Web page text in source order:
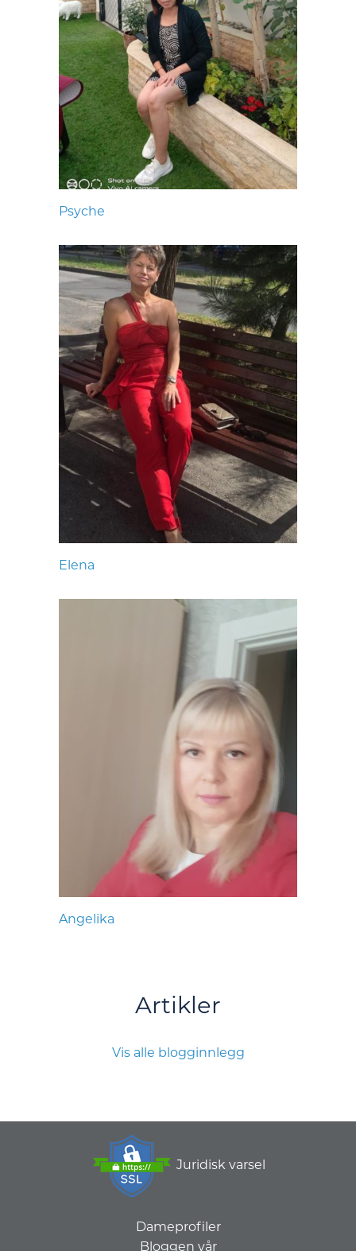
Psyche
Elena
Angelika
Artikler
Vis alle blogginnlegg
Juridisk varsel
Dameprofiler
Bloggen vår